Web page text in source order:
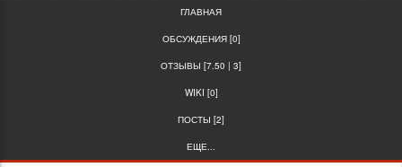
ГЛАВНАЯ
ОБСУЖДЕНИЯ [0]
ОТЗЫВЫ [7.50 | 3]
WIKI [0]
ПОСТЫ [2]
ЕЩЕ...